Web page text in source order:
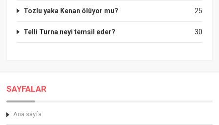
25
Tozlu yaka Kenan ölüyor mu?
30
Telli Turna neyi temsil eder?
SAYFALAR
Ana sayfa